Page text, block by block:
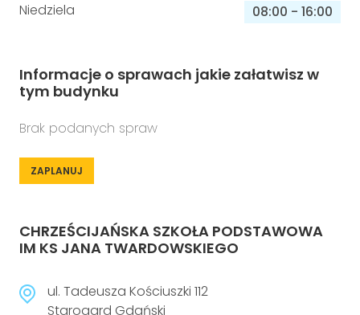
Niedziela
08:00 - 16:00
Informacje o sprawach jakie załatwisz w
tym budynku
Brak podanych spraw
ZAPLANUJ
CHRZEŚCIJAŃSKA SZKOŁA PODSTAWOWA
IM KS JANA TWARDOWSKIEGO
ul. Tadeusza Kościuszki 112
Starogard Gdański